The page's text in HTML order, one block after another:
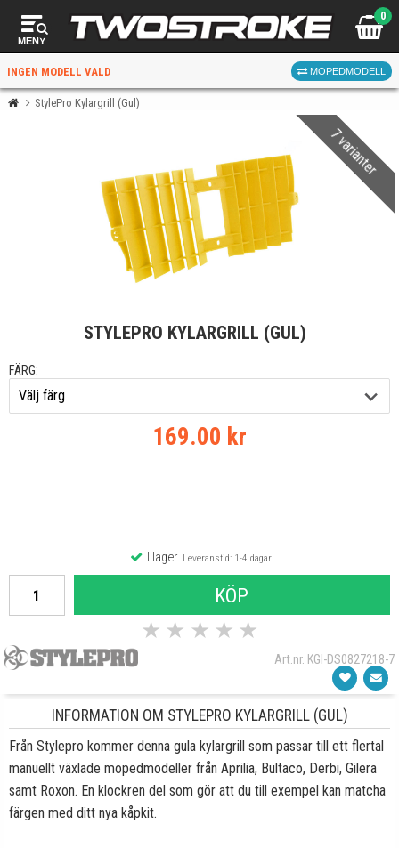
MENY
0
INGEN MODELL VALD MOPEDMODELL
FÖR RÄTT DELAR
När du valt kommer butiken visa delar för vald moped
StylePro Kylargrill (Gul)
7 varianter
STYLEPRO KYLARGRILL (GUL)
FÄRG:
169.00 kr
I lagerLeveranstid: 1-4 dagar
KÖP
★ ★ ★ ★ ★
Art.nr. KGI-DS0827218-7
INFORMATION OM STYLEPRO KYLARGRILL (GUL)
Från Stylepro kommer denna gula kylargrill som passar till ett flertal
manuellt växlade mopedmodeller från Aprilia, Bultaco, Derbi, Gilera
samt Roxon. En klockren del som gör att du till exempel kan matcha
färgen med ditt nya kåpkit.